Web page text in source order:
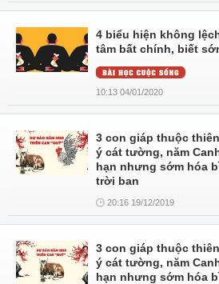
4 biểu hiện không
tâm bất chính, biết
10:13 04/01/2020
3 con giáp thuộc
ý cát tường, năm
hạn nhưng sớm hóa
trời ban
20:16 19/12/2019
3 con giáp thuộc
ý cát tường, năm
hạn nhưng sớm hóa